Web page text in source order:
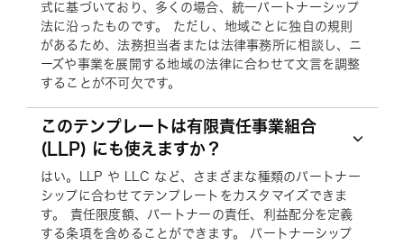
式に基づいており、多くの場合、統一パートナーシップ
法に沿ったものです。 ただし、地域ごとに独自の規則
があるため、法務担当者または法律事務所に相談し、ニ
ーズや事業を展開する地域の法律に合わせて文言を調整
することが不可欠です。
このテンプレートは有限責任事業組合
(LLP) にも使えますか？
はい。LLP や LLC など、さまざまな種類のパートナー
シップに合わせてテンプレートをカスタマイズできま
す。 責任限度額、パートナーの責任、利益配分を定義
する条項を含めることができます。 パートナーシップ